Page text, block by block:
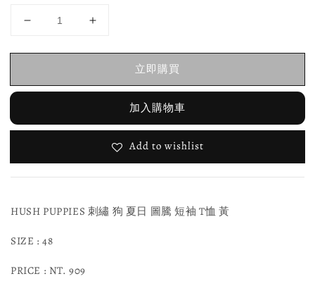
立即購買
加入購物車
Add to wishlist
HUSH PUPPIES 刺繡 狗 夏日 圖騰 短袖 T恤 黃
SIZE : 48
PRICE : NT. 909